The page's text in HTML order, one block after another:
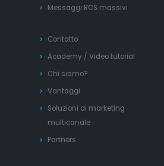
Messaggi RCS massivi
Contatto
Academy / Video tutorial
Chi siamo?
Vantaggi
Soluzioni di marketing
multicanale
Partners